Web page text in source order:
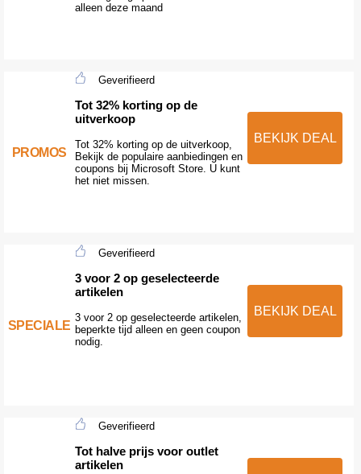
alleen deze maand
PROMOS
Geverifieerd
Tot 32% korting op de
uitverkoop
Tot 32% korting op de uitverkoop,
Bekijk de populaire aanbiedingen en
coupons bij Microsoft Store. U kunt
het niet missen.
BEKIJK DEAL
SPECIALE
Geverifieerd
3 voor 2 op geselecteerde
artikelen
3 voor 2 op geselecteerde artikelen,
beperkte tijd alleen en geen coupon
nodig.
BEKIJK DEAL
Geverifieerd
Tot halve prijs voor outlet
artikelen